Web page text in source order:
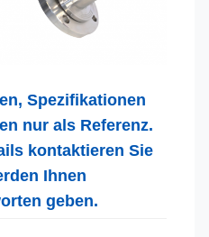
Spezifikationen
nur als Referenz.
kontaktieren Sie
Ihnen
geben.